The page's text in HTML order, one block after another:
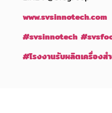
www.svsinnotech.com
#svsinnotech
#โรงงานรับผลิตเครื่อง